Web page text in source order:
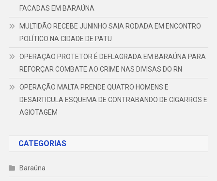
FACADAS EM BARAÚNA
MULTIDÃO RECEBE JUNINHO SAIA RODADA EM ENCONTRO
POLÍTICO NA CIDADE DE PATU
OPERAÇÃO PROTETOR É DEFLAGRADA EM BARAÚNA PARA
REFORÇAR COMBATE AO CRIME NAS DIVISAS DO RN
OPERAÇÃO MALTA PRENDE QUATRO HOMENS E
DESARTICULA ESQUEMA DE CONTRABANDO DE CIGARROS E
AGIOTAGEM
CATEGORIAS
Baraúna